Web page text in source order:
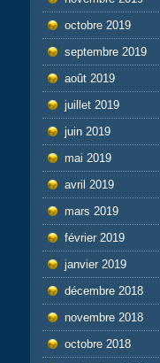
octobre 2019
septembre 2019
août 2019
juillet 2019
juin 2019
mai 2019
avril 2019
mars 2019
février 2019
janvier 2019
décembre 2018
novembre 2018
octobre 2018